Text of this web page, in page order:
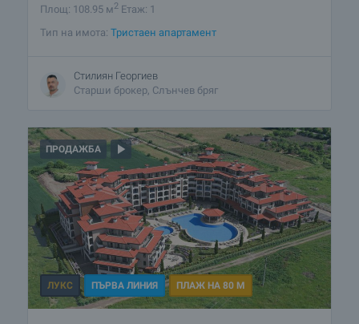
Площ: 108.95 м2 Етаж: 1
Тип на имота: Тристаен апартамент
Стилиян Георгиев
Старши брокер, Слънчев бряг
ПРОДАЖБА
ЛУКС ПЪРВА ЛИНИЯ ПЛАЖ НА 80 М